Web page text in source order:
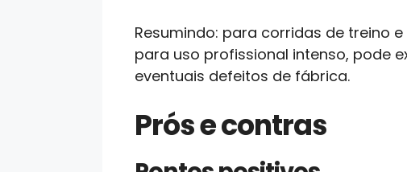
Resumindo: para corridas de treino
para uso profissional intenso, pode
eventuais defeitos de fábrica.
Prós e contras